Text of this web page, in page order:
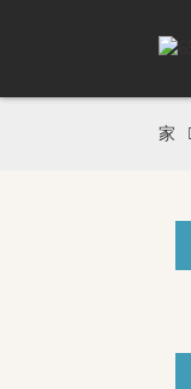
家